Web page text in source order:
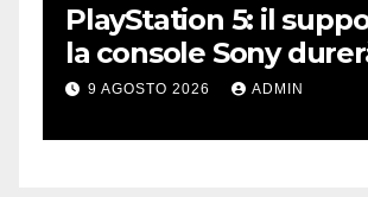
5: il supporto per
Sony durerà
diversi anni?
AGOSTO 2026 ADMIN